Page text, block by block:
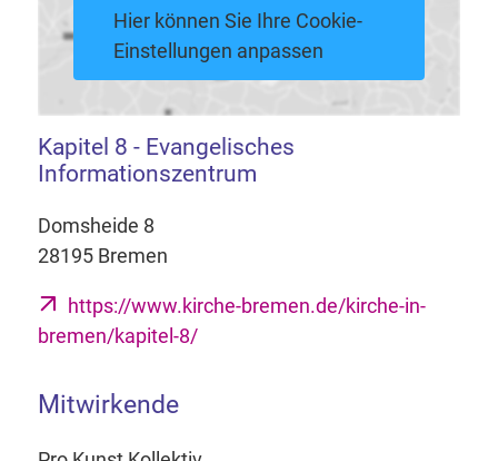
Hier können Sie Ihre Cookie-
Einstellungen anpassen
Kapitel 8 - Evangelisches
Informationszentrum
Domsheide 8
28195 Bremen
https://www.kirche-bremen.de/kirche-in-
bremen/kapitel-8/
Mitwirkende